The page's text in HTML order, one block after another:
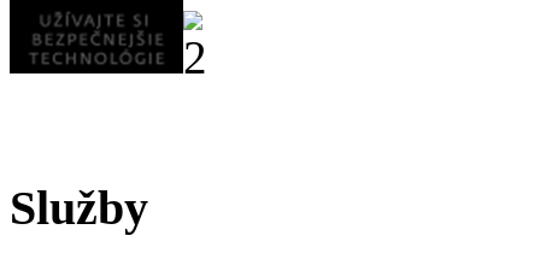
Služby